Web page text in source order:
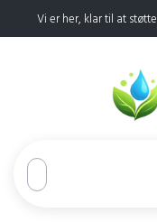
Vi er her, klar til at støtte